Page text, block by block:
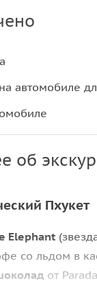
автомобиле
об
Пхукет
Elephant
со льдом в
от